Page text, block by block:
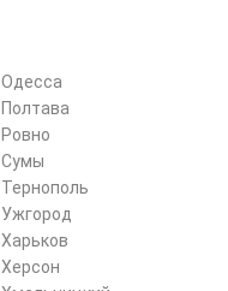
Одесса
Полтава
Ровно
Сумы
Тернополь
Ужгород
Харьков
Херсон